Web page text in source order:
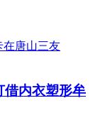
借内衣塑形牟